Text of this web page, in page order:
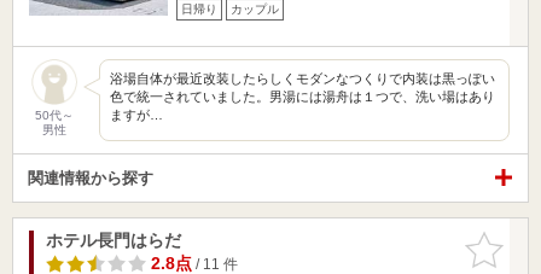
日帰り カップル
50代～
男性
浴場自体が最近改装したらしくモダンなつくりで内装は黒っぽい
色で統一されていました。男湯には湯舟は１つで、洗い場はあり
ますが…
関連情報から探す
お気に入
りに追加
ホテル長門はらだ
2.8点/ 11 件